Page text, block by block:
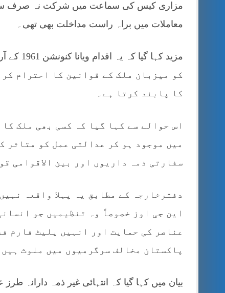
مزاری کیس کی سماعت میں شرکت نہ صرف
معاملات میں براہ راست مداخلت بھی تھی۔
کو میزبان ملک کے قوانین کا احترام
کا پابند کرتا ہے۔
اس حوالے سے کہا گیا کہ کسی بھی ملک
میں موجود ہو کر عدالتی عمل کو متاثر
سفارتی ذمہ داریوں اور بین الاقوامی
دفترخارجہ کے مطابق یہ پہلا واقعہ
این جی اوز خصوصاً وہ تنظیمیں جو
عناصر کی حمایت اور انہیں پلیٹ فارم
پاکستان مخالف سرگرمیوں میں ملوث
بیان میں کہا گیا کہ انتہائی غیر ذمہ دارانہ